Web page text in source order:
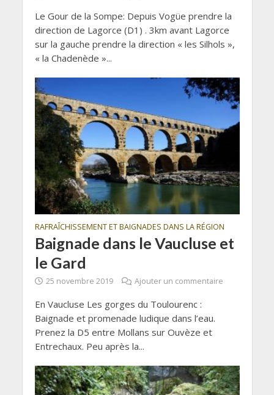
Le Gour de la Sompe: Depuis Vogüe prendre la
direction de Lagorce (D1) . 3km avant Lagorce
sur la gauche prendre la direction « les Silhols »,
« la Chadenède »...
RAFRAÎCHISSEMENT ET BAIGNADES DANS LA RÉGION
Baignade dans le Vaucluse et
le Gard
25 novembre 2019 Ajouter un commentaire
En Vaucluse Les gorges du Toulourenc :
Baignade et promenade ludique dans l’eau.
Prenez la D5 entre Mollans sur Ouvèze et
Entrechaux. Peu après la...